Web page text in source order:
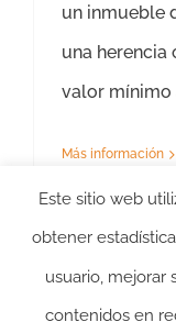
un inmueble
una herencia
valor mínimo
Más información
Este sitio web
obtener
usuario, mejorar
contenidos en